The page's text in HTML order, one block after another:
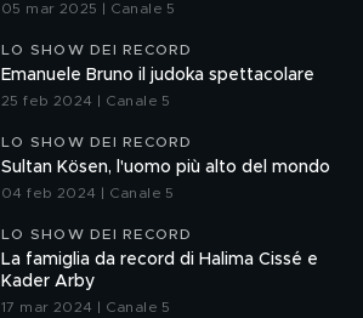
05 mar 2025 | Canale 5
LO SHOW DEI RECORD
Emanuele Bruno il judoka spettacolare
25 feb 2024 | Canale 5
LO SHOW DEI RECORD
Sultan Kösen, l'uomo più alto del mondo
04 feb 2024 | Canale 5
LO SHOW DEI RECORD
La famiglia da record di Halima Cissé e
Kader Arby
17 mar 2024 | Canale 5